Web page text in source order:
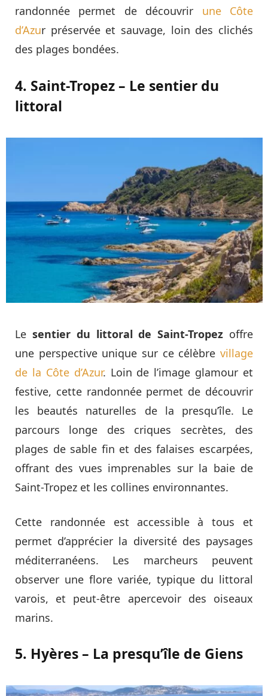
randonnée permet de découvrir une Côte
d’Azur préservée et sauvage, loin des clichés
des plages bondées.
4. Saint-Tropez – Le sentier du
littoral
Le sentier du littoral de Saint-Tropez offre
une perspective unique sur ce célèbre village
de la Côte d’Azur. Loin de l’image glamour et
festive, cette randonnée permet de découvrir
les beautés naturelles de la presqu’île. Le
parcours longe des criques secrètes, des
plages de sable fin et des falaises escarpées,
offrant des vues imprenables sur la baie de
Saint-Tropez et les collines environnantes.
Cette randonnée est accessible à tous et
permet d’apprécier la diversité des paysages
méditerranéens. Les marcheurs peuvent
observer une flore variée, typique du littoral
varois, et peut-être apercevoir des oiseaux
marins.
5. Hyères – La presqu’île de Giens